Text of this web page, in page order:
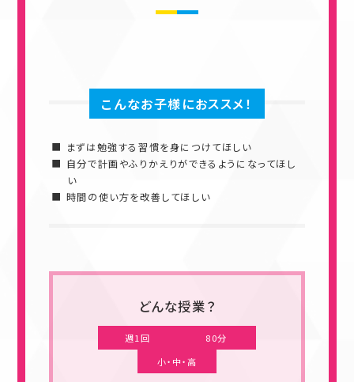
こんなお子様におススメ！
まずは勉強する習慣を身につけてほしい
自分で計画やふりかえりができるようになってほし
い
時間の使い方を改善してほしい
どんな授業？
週1回
80分
小・中・高